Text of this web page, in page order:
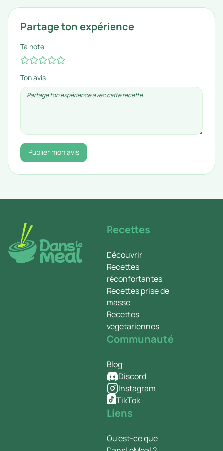
Partage ton expérience
Ta note
Ton avis
Publier mon avis
Recettes
Découvrir
Recettes
réconfortantes
Recettes prise de
masse
Recettes
végétariennes
Communauté
Blog
Discord
Instagram
TikTok
Liens
Qu'est-ce que